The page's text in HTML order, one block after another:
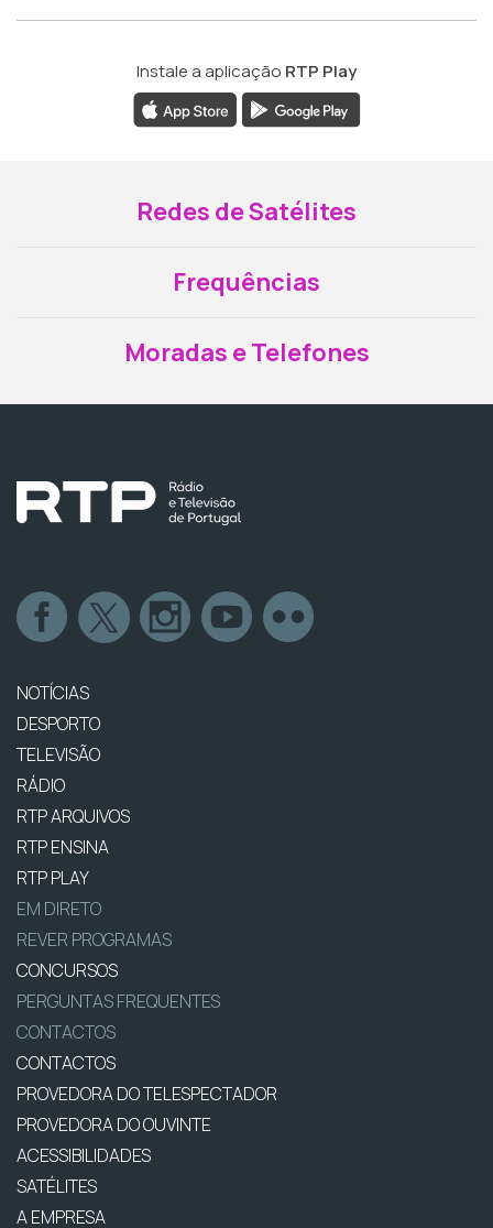
Instale a aplicação RTP Play
Redes de Satélites
Frequências
Moradas e Telefones
NOTÍCIAS
DESPORTO
TELEVISÃO
RÁDIO
RTP ARQUIVOS
RTP ENSINA
RTP PLAY
EM DIRETO
REVER PROGRAMAS
CONCURSOS
PERGUNTAS FREQUENTES
CONTACTOS
CONTACTOS
PROVEDORA DO TELESPECTADOR
PROVEDORA DO OUVINTE
ACESSIBILIDADES
SATÉLITES
A EMPRESA